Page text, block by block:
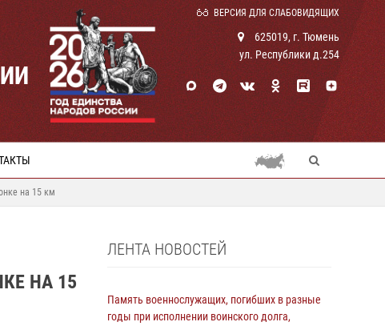
ВЕРСИЯ ДЛЯ СЛАБОВИДЯЩИХ
625019, г. Тюмень
ул. Республики д.254
на 15 км
НА 15
ЛЕНТА НОВОСТЕЙ
Память военнослужащих, погибших в разные
годы при исполнении воинского долга,